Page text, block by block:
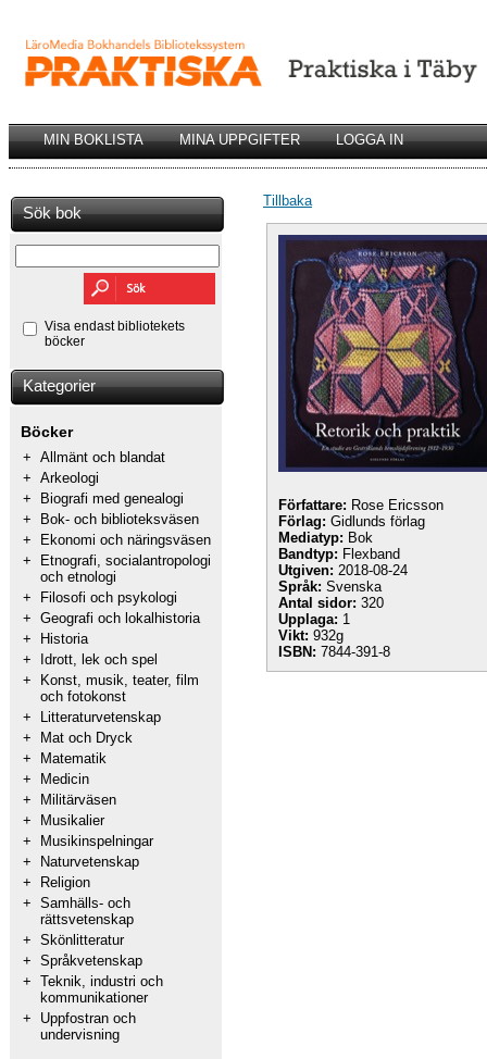
MIN BOKLISTA MINA UPPGIFTER LOGGA IN
Sök bok
Visa endast bibliotekets
böcker
Kategorier
Böcker
+ Allmänt och blandat
+ Arkeologi
+
Biografi med genealogi
+
Bok- och biblioteksväsen
+
Ekonomi och näringsväsen
+
Etnografi, socialantropologi
och etnologi
+
Filosofi och psykologi
+ Geografi och lokalhistoria
+
Historia
+
Idrott, lek och spel
+
Konst, musik, teater, film
och fotokonst
+
Litteraturvetenskap
+
Mat och Dryck
+
Matematik
+
Medicin
+
Militärväsen
+
Musikalier
+
Musikinspelningar
+
Naturvetenskap
+
Religion
+ Samhälls- och
rättsvetenskap
+ Skönlitteratur
+ Språkvetenskap
+ Teknik, industri och
kommunikationer
+
Uppfostran och
undervisning
Tillbaka
Författare: Rose Ericsson
Förlag: Gidlunds förlag
Mediatyp: Bok
Bandtyp: Flexband
Utgiven: 2018-08-24
Språk: Svenska
Antal sidor: 320
Upplaga: 1
Vikt: 932g
ISBN: 7844-391-8